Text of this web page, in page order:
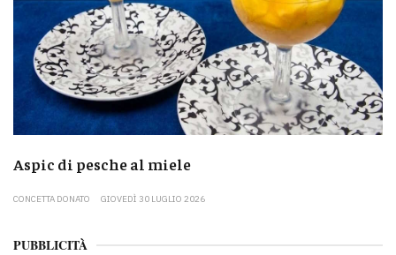
Aspic di pesche al miele
CONCETTA DONATO GIOVEDÌ 30 LUGLIO 2026
PUBBLICITÀ